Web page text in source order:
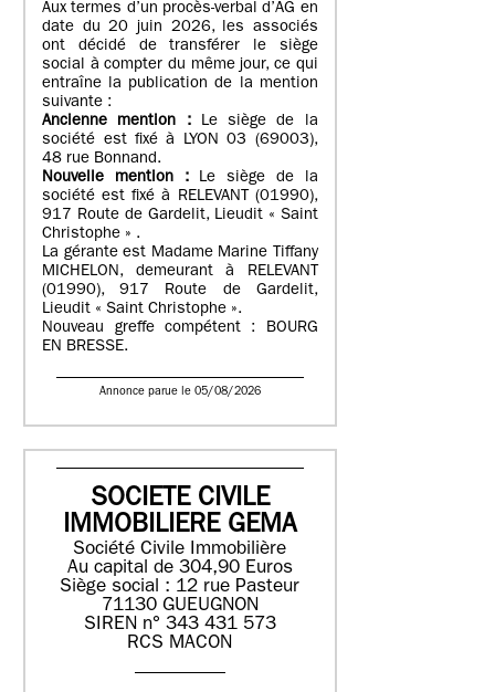
Aux termes d’un procès-verbal d’AG en
date du 20 juin 2026, les associés
ont décidé de transférer le siège
social à compter du même jour, ce qui
entraîne la publication de la mention
suivante :
Ancienne mention : Le siège de la
société est fixé à LYON 03 (69003),
48 rue Bonnand.
Nouvelle mention :
Le siège de la
société est fixé à RELEVANT (01990),
917 Route de Gardelit, Lieudit « Saint
Christophe » .
La gérante est Madame Marine Tiffany
MICHELON, demeurant à RELEVANT
(01990), 917 Route de Gardelit,
Lieudit « Saint Christophe ».
Nouveau greffe compétent : BOURG
EN BRESSE.
Annonce parue le 05/08/2026
SOCIETE CIVILE
IMMOBILIERE GEMA
Société Civile Immobilière
Au capital de 304,90 Euros
Siège social : 12 rue Pasteur
71130 GUEUGNON
SIREN n° 343 431 573
RCS MACON